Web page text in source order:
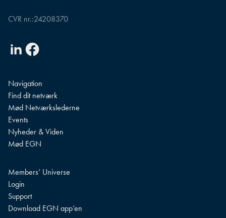
CVR nr.:24208370
LinkedinFacebook
Navigation
Find dit netværk
Mød Netværkslederne
Events
Nyheder & Viden
Mød EGN
Members’ Universe
Login
Support
Download EGN app’en